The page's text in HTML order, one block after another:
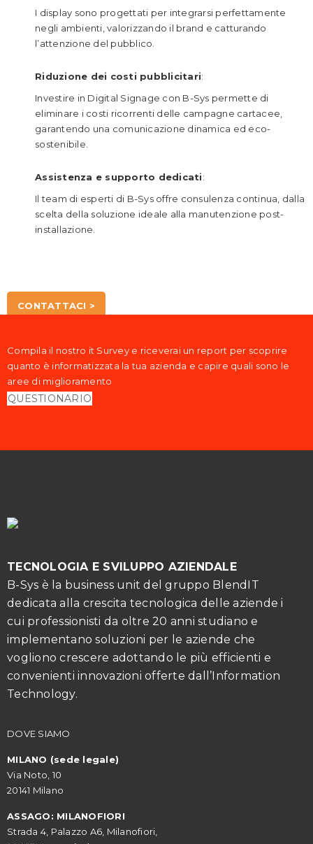
I display sono progettati per integrarsi perfettamente
negli ambienti, valorizzando il brand e catturando
l’attenzione del pubblico.
Riduzione dei costi pubblicitari:
Investire in Digital Signage con B-Sys permette di
eliminare i costi ricorrenti delle campagne cartacee,
garantendo una comunicazione dinamica ed eco-
sostenibile.
Assistenza e supporto dedicati:
Il team di esperti di B-Sys offre consulenza continua, dalla
scelta della soluzione ideale alla manutenzione post-
installazione.
CONTATTACI >
Compila il nostro it Survey e riceverai un report per scoprire
quanto è informatizzata la tua azienda e capire quali sono le
aree di miglioramento
QUESTIONARIO
TECNOLOGIA E SVILUPPO AZIENDALE
B-Sys è la business unit del gruppo BlendIT
dedicata alla crescita tecnologica delle aziende i
cui professionisti da oltre 20 anni studiano e
implementano soluzioni per le aziende che
vogliono crescere adottando le più efficienti e
convenienti innovazioni offerte dall’Information
Technology.
DOVE SIAMO
MILANO (sede legale)
Via Noto, 10
20141 Milano
ASSAGO: MILANOFIORI
Strada 4, Palazzo A6, Milanofiori,